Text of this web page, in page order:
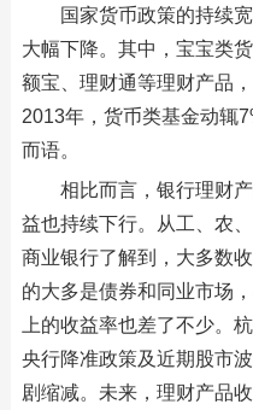
国家货币政策的持续
大幅下降。其中，宝宝类
额宝、理财通等理财产品
2013年，货币类基金动辄
而语。
相比而言，银行理财
益也持续下行。从工、农
商业银行了解到，大多数
的大多是债券和同业市场
上的收益率也差了不少。
央行降准政策及近期股市
剧缩减。未来，理财产品